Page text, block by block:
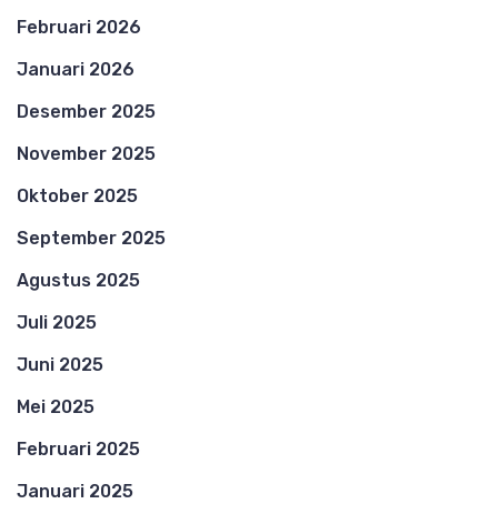
Februari 2026
Januari 2026
Desember 2025
November 2025
Oktober 2025
September 2025
Agustus 2025
Juli 2025
Juni 2025
Mei 2025
Februari 2025
Januari 2025